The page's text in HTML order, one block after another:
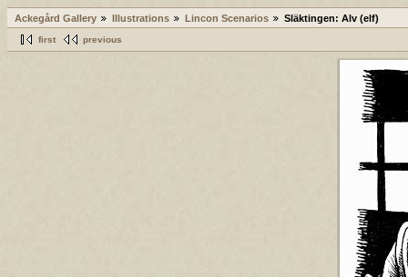
Ackegård Gallery Illustrations Lincon Scenarios Släktingen: Alv (elf)
first previous